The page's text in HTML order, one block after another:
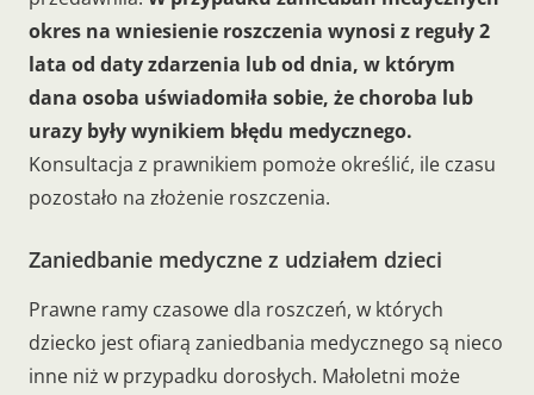
okres na wniesienie roszczenia wynosi z reguły 2
lata od daty zdarzenia lub od dnia, w którym
dana osoba uświadomiła sobie, że choroba lub
urazy były wynikiem błędu medycznego.
Konsultacja z prawnikiem pomoże określić, ile czasu
pozostało na złożenie roszczenia.
Zaniedbanie medyczne z udziałem dzieci
Prawne ramy czasowe dla roszczeń, w których
dziecko jest ofiarą zaniedbania medycznego są nieco
inne niż w przypadku dorosłych. Małoletni może